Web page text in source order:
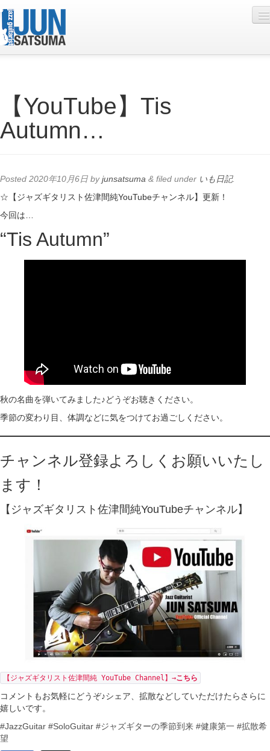
Live Schedule
Discography
Contact
YouTube
Online Lesson
【YouTube】Tis
Autumn…
Posted 2020年10月6日 byjunsatsuma & filed under いも日記.
☆【ジャズギタリスト佐津間純YouTubeチャンネル】更新！
今回は…
“Tis Autumn”
秋の名曲を弾いてみました♪どうぞお聴きください。
季節の変わり目、体調などに気をつけてお過ごしください。
チャンネル登録よろしくお願いいたし
ます！
【ジャズギタリスト佐津間純YouTubeチャンネル】
【ジャズギタリスト佐津間純 YouTube Channel】→こちら
コメントもお気軽にどうぞ♪シェア、拡散などしていただけたらさらに
嬉しいです。
#JazzGuitar #SoloGuitar #ジャズギターの季節到来 #健康第一 #拡散希
望